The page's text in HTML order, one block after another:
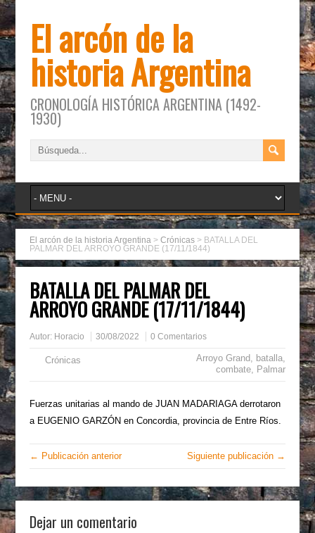
El arcón de la
historia Argentina
CRONOLOGÍA HISTÓRICA ARGENTINA (1492-
1930)
El arcón de la historia Argentina >Crónicas > BATALLA DEL
PALMAR DEL ARROYO GRANDE (17/11/1844)
BATALLA DEL PALMAR DEL
ARROYO GRANDE (17/11/1844)
Autor: Horacio 30/08/2022 0 Comentarios
Crónicas Arroyo Grand, batalla,
combate, Palmar
Fuerzas unitarias al mando de JUAN MADARIAGA derrotaron
a EUGENIO GARZÓN en Concordia, provincia de Entre Ríos.
← Publicación anterior Siguiente publicación →
Dejar un comentario